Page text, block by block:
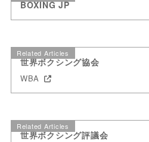
BOXING JP
Related Articles
世界ボクシング協会
WBA
Related Articles
世界ボクシング評議会